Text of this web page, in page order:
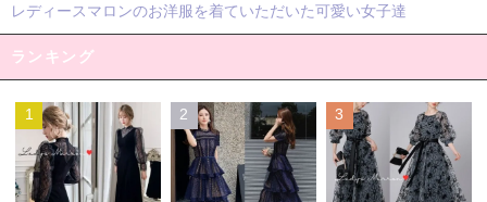
レディースマロンのお洋服を着ていただいた可愛い女子達
ランキング
1 2 3